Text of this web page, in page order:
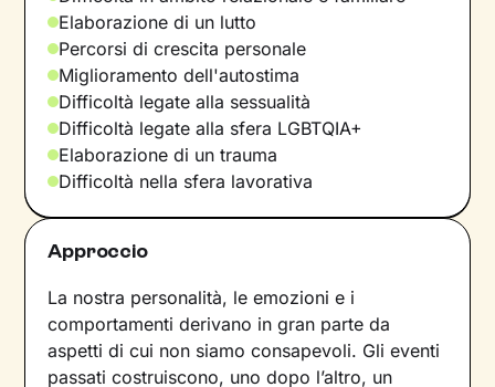
Elaborazione di un lutto
Percorsi di crescita personale
Miglioramento dell'autostima
Difficoltà legate alla sessualità
Difficoltà legate alla sfera LGBTQIA+
Elaborazione di un trauma
Difficoltà nella sfera lavorativa
Approccio
La nostra personalità, le emozioni e i
comportamenti derivano in gran parte da
aspetti di cui non siamo consapevoli. Gli eventi
passati costruiscono, uno dopo l’altro, un